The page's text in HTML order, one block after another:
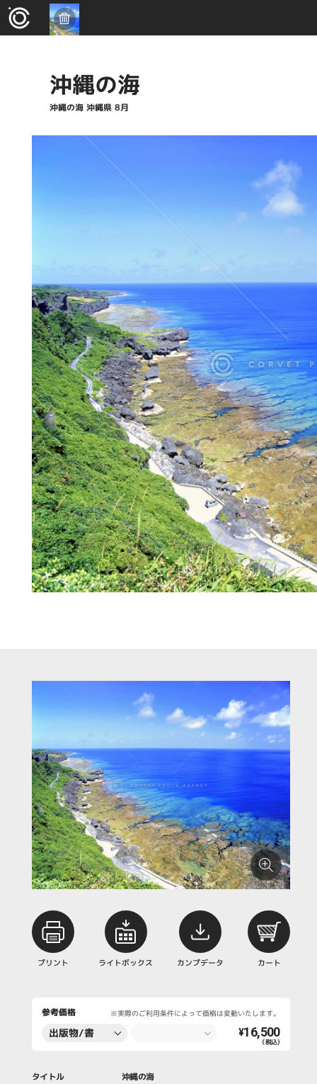
沖縄の海
沖縄の海 沖縄県 8月
プリント ライトボックス カンプデータ カート
参考価格 ※実際のご利用条件によって価格は変動いたします。
出版物/書
¥16,500
（税込）
タイトル 沖縄の海